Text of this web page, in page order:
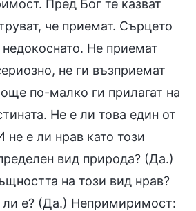
Пред Бог те казват
че приемат. Сърцето
Не приемат
не ги възприемат
още по-малко ги прилагат на
Не е ли това един от
не е ли нрав като този
вид природа? (Да.)
на този вид нрав?
е? (Да.) Непримиримост: